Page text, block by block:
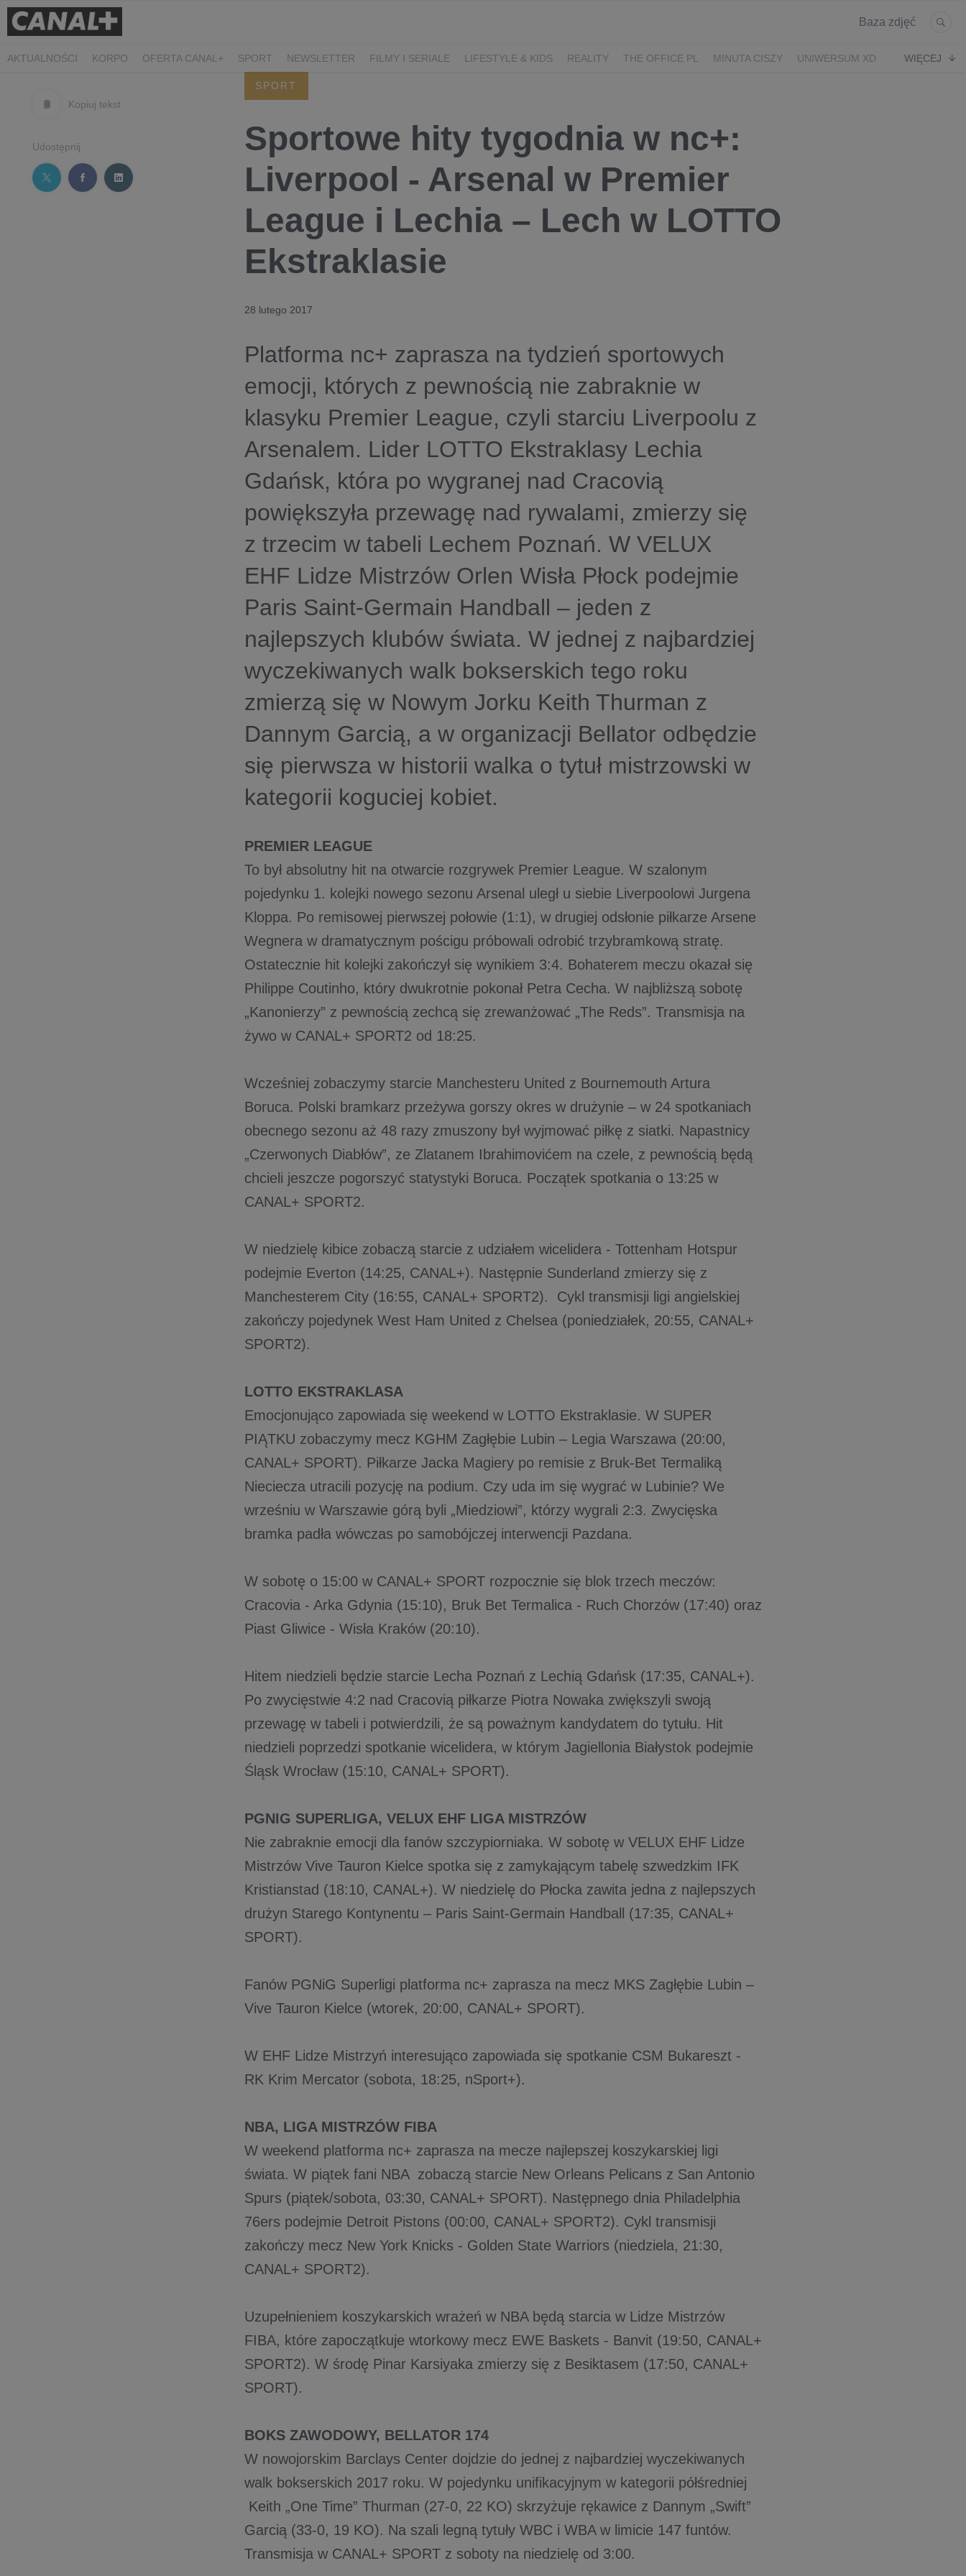
Baza zdjęć
AKTUALNOŚCI KORPO OFERTA CANAL+ SPORT NEWSLETTER FILMY I SERIALE LIFESTYLE & KIDS REALITY THE OFFICE PL MINUTA CISZY
UNIWERSUM XD
ALGORYTM MIŁOŚCI
PLANETA SINGLI. OSIEM HISTORII
KIDS DOKUMENT
WIĘCEJ
Kopiuj tekst
Udostępnij
SPORT
Sportowe hity tygodnia w nc+:
Liverpool - Arsenal w Premier
League i Lechia – Lech w LOTTO
Ekstraklasie
28 lutego 2017
Platforma nc+ zaprasza na tydzień sportowych
emocji, których z pewnością nie zabraknie w
klasyku Premier League, czyli starciu Liverpoolu z
Arsenalem. Lider LOTTO Ekstraklasy Lechia
Gdańsk, która po wygranej nad Cracovią
powiększyła przewagę nad rywalami, zmierzy się
z trzecim w tabeli Lechem Poznań. W VELUX
EHF Lidze Mistrzów Orlen Wisła Płock podejmie
Paris Saint-Germain Handball – jeden z
najlepszych klubów świata. W jednej z najbardziej
wyczekiwanych walk bokserskich tego roku
zmierzą się w Nowym Jorku Keith Thurman z
Dannym Garcią, a w organizacji Bellator odbędzie
się pierwsza w historii walka o tytuł mistrzowski w
kategorii koguciej kobiet.
PREMIER LEAGUE
To był absolutny hit na otwarcie rozgrywek Premier League. W szalonym
pojedynku 1. kolejki nowego sezonu Arsenal uległ u siebie Liverpoolowi Jurgena
Kloppa. Po remisowej pierwszej połowie (1:1), w drugiej odsłonie piłkarze Arsene
Wegnera w dramatycznym pościgu próbowali odrobić trzybramkową stratę.
Ostatecznie hit kolejki zakończył się wynikiem 3:4. Bohaterem meczu okazał się
Philippe Coutinho, który dwukrotnie pokonał Petra Cecha. W najbliższą sobotę
„Kanonierzy” z pewnością zechcą się zrewanżować „The Reds”. Transmisja na
żywo w CANAL+ SPORT2 od 18:25.
Wcześniej zobaczymy starcie Manchesteru United z Bournemouth Artura
Boruca. Polski bramkarz przeżywa gorszy okres w drużynie – w 24 spotkaniach
obecnego sezonu aż 48 razy zmuszony był wyjmować piłkę z siatki. Napastnicy
„Czerwonych Diabłów”, ze Zlatanem Ibrahimovićem na czele, z pewnością będą
chcieli jeszcze pogorszyć statystyki Boruca. Początek spotkania o 13:25 w
CANAL+ SPORT2.
W niedzielę kibice zobaczą starcie z udziałem wicelidera - Tottenham Hotspur
podejmie Everton (14:25, CANAL+). Następnie Sunderland zmierzy się z
Manchesterem City (16:55, CANAL+ SPORT2). Cykl transmisji ligi angielskiej
zakończy pojedynek West Ham United z Chelsea (poniedziałek, 20:55, CANAL+
SPORT2).
LOTTO EKSTRAKLASA
Emocjonująco zapowiada się weekend w LOTTO Ekstraklasie. W SUPER
PIĄTKU zobaczymy mecz KGHM Zagłębie Lubin – Legia Warszawa (20:00,
CANAL+ SPORT). Piłkarze Jacka Magiery po remisie z Bruk-Bet Termaliką
Nieciecza utracili pozycję na podium. Czy uda im się wygrać w Lubinie? We
wrześniu w Warszawie górą byli „Miedziowi”, którzy wygrali 2:3. Zwycięska
bramka padła wówczas po samobójczej interwencji Pazdana.
W sobotę o 15:00 w CANAL+ SPORT rozpocznie się blok trzech meczów:
Cracovia - Arka Gdynia (15:10), Bruk Bet Termalica - Ruch Chorzów (17:40) oraz
Piast Gliwice - Wisła Kraków (20:10).
Hitem niedzieli będzie starcie Lecha Poznań z Lechią Gdańsk (17:35, CANAL+).
Po zwycięstwie 4:2 nad Cracovią piłkarze Piotra Nowaka zwiększyli swoją
przewagę w tabeli i potwierdzili, że są poważnym kandydatem do tytułu. Hit
niedzieli poprzedzi spotkanie wicelidera, w którym Jagiellonia Białystok podejmie
Śląsk Wrocław (15:10, CANAL+ SPORT).
PGNIG SUPERLIGA, VELUX EHF LIGA MISTRZÓW
Nie zabraknie emocji dla fanów szczypiorniaka. W sobotę w VELUX EHF Lidze
Mistrzów Vive Tauron Kielce spotka się z zamykającym tabelę szwedzkim IFK
Kristianstad (18:10, CANAL+). W niedzielę do Płocka zawita jedna z najlepszych
drużyn Starego Kontynentu – Paris Saint-Germain Handball (17:35, CANAL+
SPORT).
Fanów PGNiG Superligi platforma nc+ zaprasza na mecz MKS Zagłębie Lubin –
Vive Tauron Kielce (wtorek, 20:00, CANAL+ SPORT).
W EHF Lidze Mistrzyń interesująco zapowiada się spotkanie CSM Bukareszt -
RK Krim Mercator (sobota, 18:25, nSport+).
NBA, LIGA MISTRZÓW FIBA
W weekend platforma nc+ zaprasza na mecze najlepszej koszykarskiej ligi
świata. W piątek fani NBA zobaczą starcie New Orleans Pelicans z San Antonio
Spurs (piątek/sobota, 03:30, CANAL+ SPORT). Następnego dnia Philadelphia
76ers podejmie Detroit Pistons (00:00, CANAL+ SPORT2). Cykl transmisji
zakończy mecz New York Knicks - Golden State Warriors (niedziela, 21:30,
CANAL+ SPORT2).
Uzupełnieniem koszykarskich wrażeń w NBA będą starcia w Lidze Mistrzów
FIBA, które zapoczątkuje wtorkowy mecz EWE Baskets - Banvit (19:50, CANAL+
SPORT2). W środę Pinar Karsiyaka zmierzy się z Besiktasem (17:50, CANAL+
SPORT).
BOKS ZAWODOWY, BELLATOR 174
W nowojorskim Barclays Center dojdzie do jednej z najbardziej wyczekiwanych
walk bokserskich 2017 roku. W pojedynku unifikacyjnym w kategorii półśredniej
Keith „One Time” Thurman (27-0, 22 KO) skrzyżuje rękawice z Dannym „Swift”
Garcią (33-0, 19 KO). Na szali legną tytuły WBC i WBA w limicie 147 funtów.
Transmisja w CANAL+ SPORT z soboty na niedzielę od 3:00.